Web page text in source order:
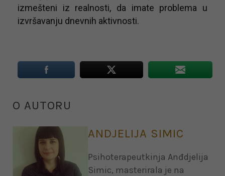
izmešteni iz realnosti, da imate problema u
izvršavanju dnevnih aktivnosti.
O AUTORU
ANDJELIJA SIMIC
Psihoterapeutkinja Anđdjelija
Simic, masterirala je na